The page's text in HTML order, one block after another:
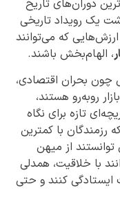
دوران‌های تاریخ
یک رویداد تاریخی
که می‌توانند
، الهام‌بخش باشند.
چون بحران اقتصادی،
روبه‌رو هستند،
تازه برای نگاه
رزمندگان با کمترین
از میهن
با خلاقیت، همدلی
ایستادگی کنند و حتی